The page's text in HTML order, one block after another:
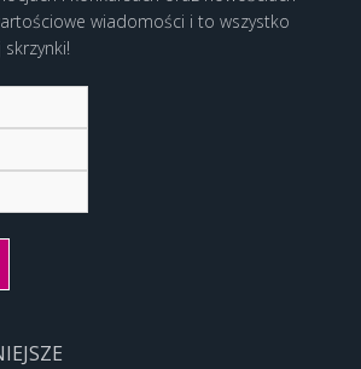
wiadomości i to wszystko